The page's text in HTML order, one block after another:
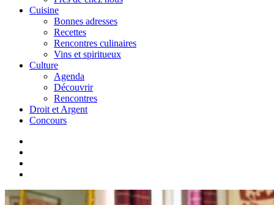
Cuisine
Bonnes adresses
Recettes
Rencontres culinaires
Vins et spiritueux
Culture
Agenda
Découvrir
Rencontres
Droit et Argent
Concours